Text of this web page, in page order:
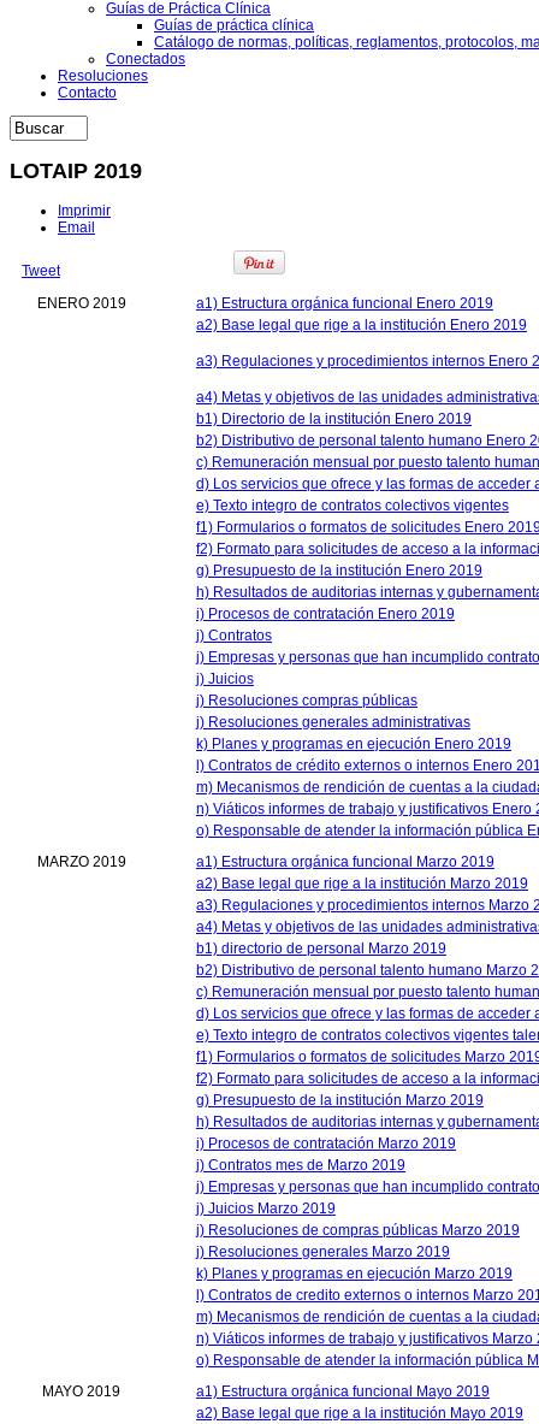
Guías de Práctica Clínica
Guías de práctica clínica
Catálogo de normas, políticas, reglamentos, protocolos,
Conectados
Resoluciones
Contacto
LOTAIP 2019
Imprimir
Email
Tweet
ENERO 2019
a1) Estructura orgánica funcional Enero 2019
a2) Base legal que rige a la institución Enero 2019
a3) Regulaciones y procedimientos internos Enero
a4) Metas y objetivos de las unidades
b1) Directorio de la institución Enero 2019
b2) Distributivo de personal talento humano Enero
c) Remuneración mensual por puesto talento
d) Los servicios que ofrece y las formas de acceder
e) Texto integro de contratos colectivos vigentes
f1) Formularios o formatos de solicitudes Enero
f2) Formato para solicitudes de acceso a la
g) Presupuesto de la institución Enero 2019
h) Resultados de auditorias internas y
i) Procesos de contratación Enero 2019
j) Contratos
j) Empresas y personas que han incumplido
j) Juicios
j) Resoluciones compras públicas
j) Resoluciones generales administrativas
k) Planes y programas en ejecución Enero 2019
l) Contratos de crédito externos o internos Enero
m) Mecanismos de rendición de cuentas a la
n) Viáticos informes de trabajo y justificativos Enero
o) Responsable de atender la información pública
MARZO 2019
a1) Estructura orgánica funcional Marzo 2019
a2) Base legal que rige a la institución Marzo 2019
a3) Regulaciones y procedimientos internos Marzo
a4) Metas y objetivos de las unidades
b1) directorio de personal Marzo 2019
b2) Distributivo de personal talento humano Marzo
c) Remuneración mensual por puesto talento
d) Los servicios que ofrece y las formas de acceder
e) Texto integro de contratos colectivos vigentes
f1) Formularios o formatos de solicitudes Marzo
f2) Formato para solicitudes de acceso a la
g) Presupuesto de la institución Marzo 2019
h) Resultados de auditorias internas y
i) Procesos de contratación Marzo 2019
j) Contratos mes de Marzo 2019
j) Empresas y personas que han incumplido
j) Juicios Marzo 2019
j) Resoluciones de compras públicas Marzo 2019
j) Resoluciones generales Marzo 2019
k) Planes y programas en ejecución Marzo 2019
l) Contratos de credito externos o internos Marzo
m) Mecanismos de rendición de cuentas a la
n) Viáticos informes de trabajo y justificativos Marzo
o) Responsable de atender la información pública
MAYO 2019
a1) Estructura orgánica funcional Mayo 2019
a2) Base legal que rige a la institución Mayo 2019